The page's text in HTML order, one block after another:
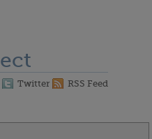
Twitter RSS Feed